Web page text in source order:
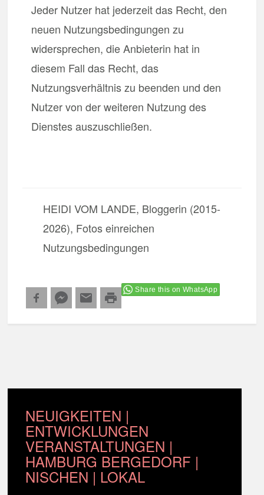
Jeder Nutzer hat jederzeit das Recht, den
neuen Nutzungsbedingungen zu
widersprechen, die Anbieterin hat in
diesem Fall das Recht, das
Nutzungsverhältnis zu beenden und den
Nutzer von der weiteren Nutzung des
Dienstes auszuschließen.
HEIDI VOM LANDE, Bloggerin (2015-
2026), Fotos einreichen
Nutzungsbedingungen
Share this on WhatsApp
NEUIGKEITEN |
ENTWICKLUNGEN
VERANSTALTUNGEN |
HAMBURG BERGEDORF |
NISCHEN | LOKAL